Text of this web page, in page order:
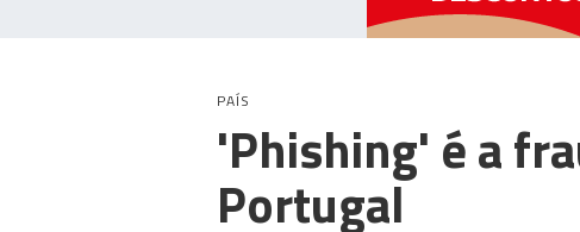
PAÍS
'Phishing' é a
Portugal